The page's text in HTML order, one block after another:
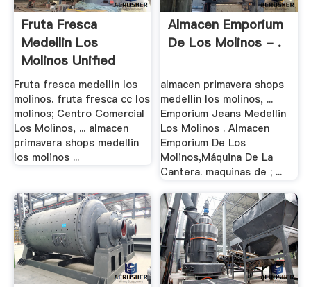
Fruta Fresca
Medellin Los
Molinos Unified
Fruta fresca medellin los
molinos. fruta fresca cc los
molinos; Centro Comercial
Los Molinos, ... almacen
primavera shops medellin
los molinos ...
Almacen Emporium
De Los Molinos - .
almacen primavera shops
medellin los molinos, ...
Emporium Jeans Medellin
Los Molinos . Almacen
Emporium De Los
Molinos,Máquina De La
Cantera. maquinas de ; ...